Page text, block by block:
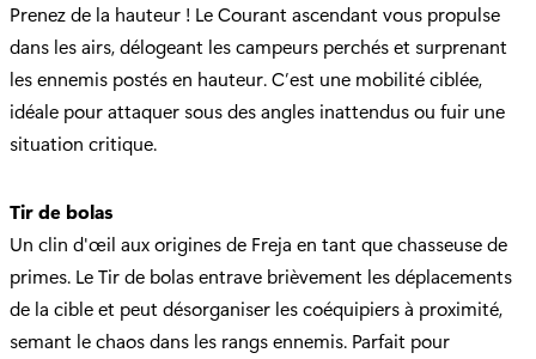
Prenez de la hauteur ! Le Courant ascendant vous propulse
dans les airs, délogeant les campeurs perchés et surprenant
les ennemis postés en hauteur. C’est une mobilité ciblée,
idéale pour attaquer sous des angles inattendus ou fuir une
situation critique.
Tir de bolas
Un clin d'œil aux origines de Freja en tant que chasseuse de
primes. Le Tir de bolas entrave brièvement les déplacements
de la cible et peut désorganiser les coéquipiers à proximité,
semant le chaos dans les rangs ennemis. Parfait pour